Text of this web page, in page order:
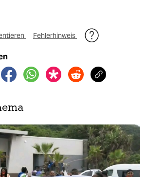
Fehlerhinweis